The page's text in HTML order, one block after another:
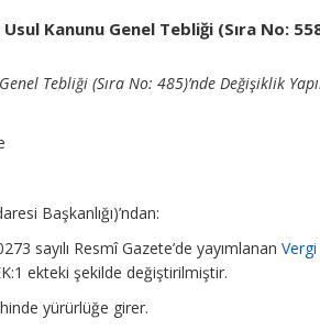
Kanunu Genel Tebliği (Sıra No:
Tebliği (Sıra No: 485)’nde Değişiklik
Başkanlığı)’ndan:
sayılı Resmî Gazete’de yayımlanan
ekteki şekilde değiştirilmiştir.
yürürlüğe girer.